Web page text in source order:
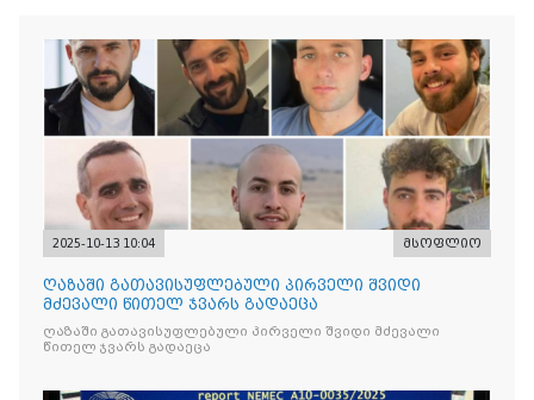
2025-10-13 10:04 მსოფლიო
ღაზაში გათავისუფლებული პირველი შვიდი
მძევალი წითელ ჯვარს გადაეცა
ღაზაში გათავისუფლებული პირველი შვიდი მძევალი
წითელ ჯვარს გადაეცა